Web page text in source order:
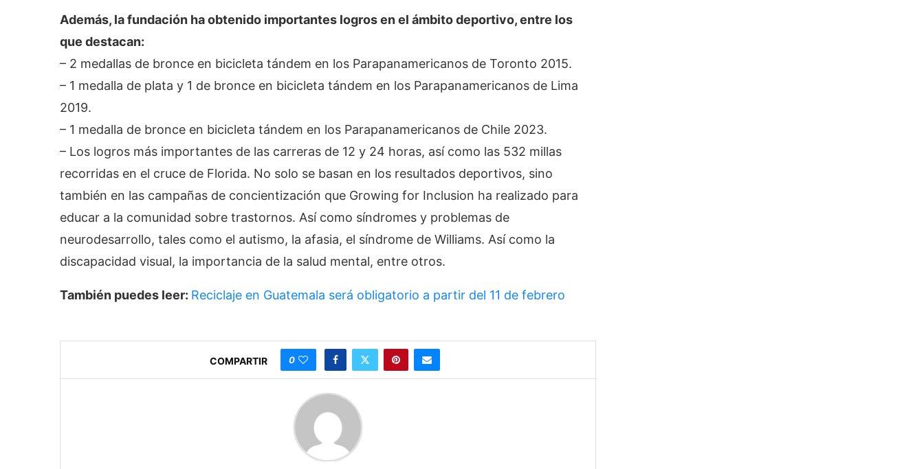
Además, la fundación ha obtenido importantes logros en el ámbito deportivo, entre los
que destacan:
– 2 medallas de bronce en bicicleta tándem en los Parapanamericanos de Toronto 2015.
– 1 medalla de plata y 1 de bronce en bicicleta tándem en los Parapanamericanos de Lima
2019.
– 1 medalla de bronce en bicicleta tándem en los Parapanamericanos de Chile 2023.
– Los logros más importantes de las carreras de 12 y 24 horas, así como las 532 millas
recorridas en el cruce de Florida. No solo se basan en los resultados deportivos, sino
también en las campañas de concientización que Growing for Inclusion ha realizado para
educar a la comunidad sobre trastornos. Así como síndromes y problemas de
neurodesarrollo, tales como el autismo, la afasia, el síndrome de Williams. Así como la
discapacidad visual, la importancia de la salud mental, entre otros.
También puedes leer: Reciclaje en Guatemala será obligatorio a partir del 11 de febrero
COMPARTIR 0